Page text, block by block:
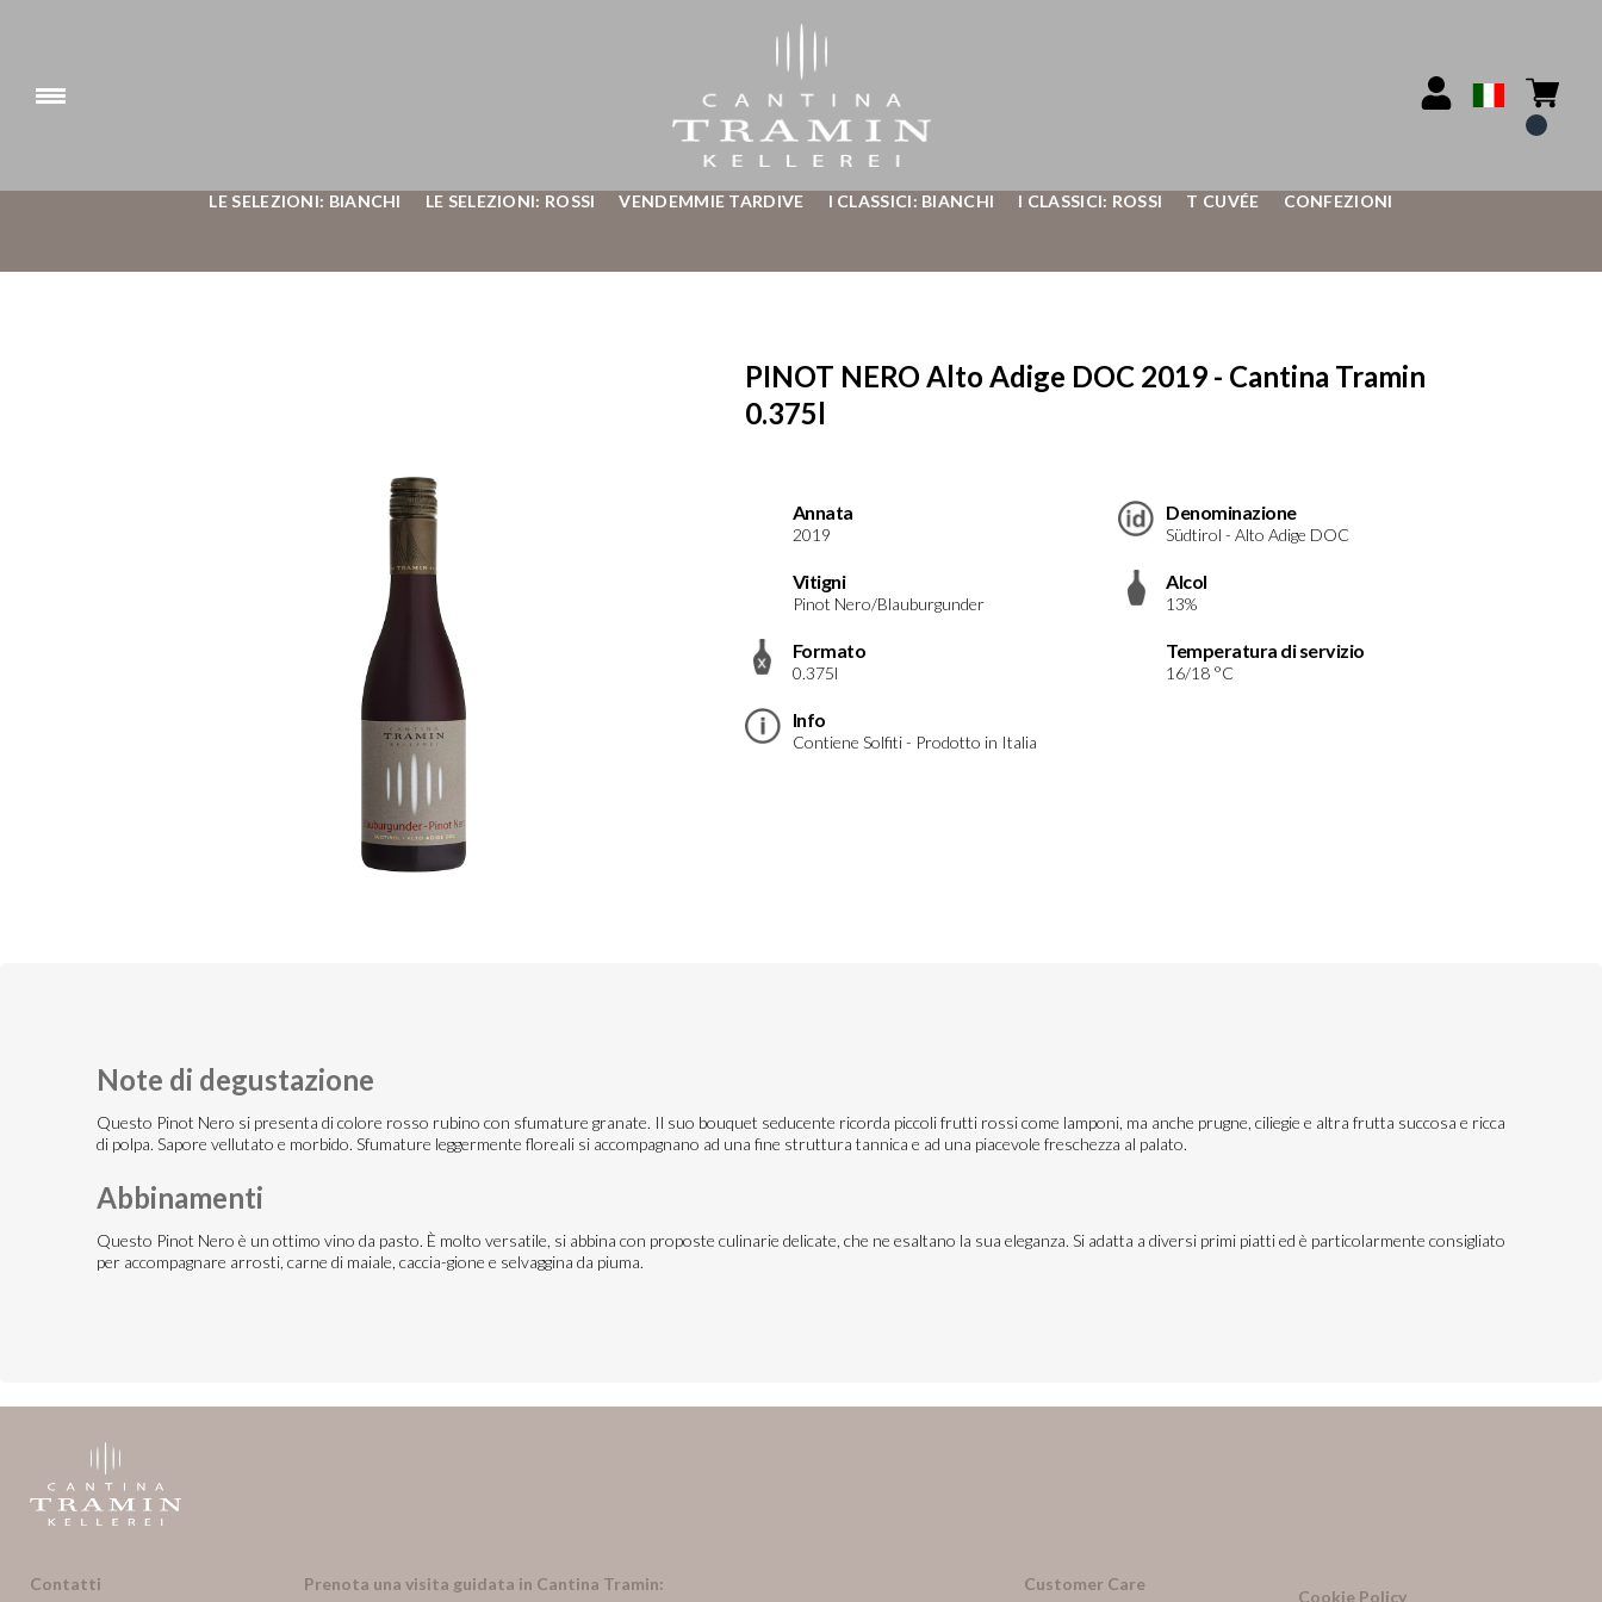
LE SELEZIONI: BIANCHI LE SELEZIONI: ROSSI VENDEMMIE TARDIVE I CLASSICI: BIANCHI I CLASSICI: ROSSI T CUVÉE CONFEZIONI
PINOT NERO Alto Adige DOC 2019 - Cantina Tramin
0.375l
Annata
2019
Denominazione
Südtirol - Alto Adige DOC
Vitigni
Pinot Nero/Blauburgunder
Alcol
13%
Formato
0.375l
Temperatura di servizio
16/18 °C
Info
Contiene Solfiti - Prodotto in Italia
Note di degustazione
Questo Pinot Nero si presenta di colore rosso rubino con sfumature granate. Il suo bouquet seducente ricorda piccoli frutti rossi come lamponi, ma anche prugne, ciliegie e altra frutta succosa e ricca
di polpa. Sapore vellutato e morbido. Sfumature leggermente floreali si accompagnano ad una fine struttura tannica e ad una piacevole freschezza al palato.
Abbinamenti
Questo Pinot Nero è un ottimo vino da pasto. È molto versatile, si abbina con proposte culinarie delicate, che ne esaltano la sua eleganza. Si adatta a diversi primi piatti ed è particolarmente consigliato
per accompagnare arrosti, carne di maiale, caccia-gione e selvaggina da piuma.
Contatti Prenota una visita guidata in Cantina Tramin: Customer Care
Cookie Policy